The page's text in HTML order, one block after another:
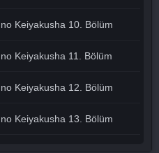
Keiyakusha 10. Bölüm
Keiyakusha 11. Bölüm
Keiyakusha 12. Bölüm
Keiyakusha 13. Bölüm